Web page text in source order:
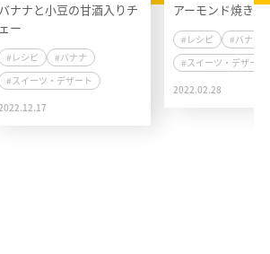
バナナと小豆の甘酒入りチ
ェー
#レシピ
#バナナ
#スイーツ・デザート
アーモンド焼きバ
#レシピ
#バナナ
#スイーツ・デザート
2022.02.28